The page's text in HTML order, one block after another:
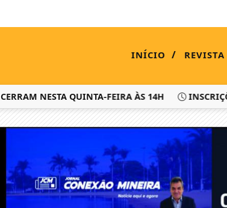
INÍCIO /
NESTA QUINTA-FEIRA ÀS 14H INSCRIÇÕES